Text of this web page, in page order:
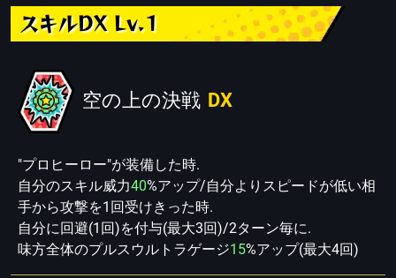
スキルDX Lv.1
空の上の決戦 DX
"プロヒーロー"が装備した時.
自分のスキル威力40%アップ/自分よりスピードが低い相
手から攻撃を1回受けきった時.
自分に回避(1回)を付与(最大3回)/2ターン毎に.
味方全体のプルスウルトラゲージ15%アップ(最大4回)